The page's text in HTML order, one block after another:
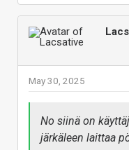
May 30, 2025
No siinä on
järkäleen laittaa